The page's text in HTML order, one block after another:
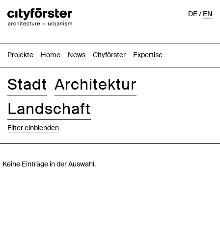
Projekte Home News Cityförster Expertise
DE/EN
Stadt Architektur
Landschaft
Filter einblenden
Keine Einträge in der Auswahl.